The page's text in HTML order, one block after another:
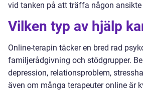
vid tanken på att träffa någon
Vilken typ av hjälp
Online-terapin täcker en bred rad
familjerådgivning och stödgrupper.
depression, relationsproblem,
även om många terapeuter online är